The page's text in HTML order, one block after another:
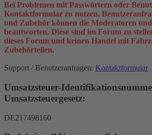
Bei Problemen mit Passwörtern oder
Kontaktformular zu nutzen.
und Zubehör können die Moderatoren
beantworten. Diese sind im Forum zu
dieses Forum und keinen Handel mit
Zubehörteilen.
Support / Benutzeranfragen: Kontaktformular
Umsatzsteuer-
Umsatzsteuergesetz:
DE217498160